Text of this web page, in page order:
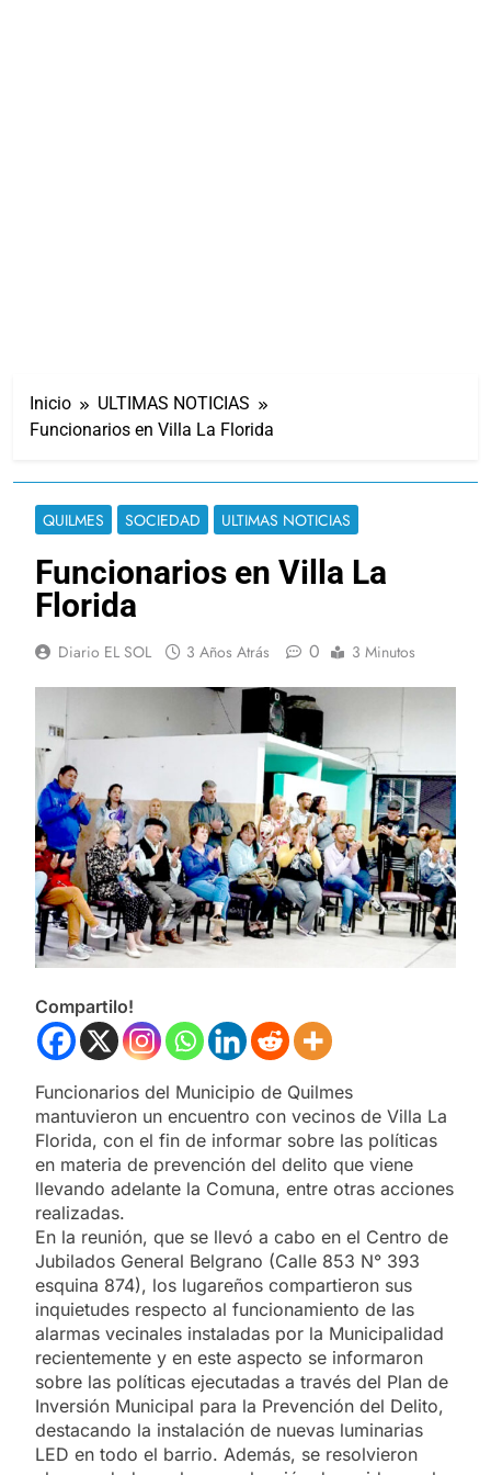
Inicio
ULTIMAS NOTICIAS
Funcionarios en Villa La Florida
QUILMES SOCIEDAD ULTIMAS NOTICIAS
Funcionarios en Villa La
Florida
Diario EL SOL 3 Años Atrás 0 3 Minutos
Compartilo!
Funcionarios del Municipio de Quilmes
mantuvieron un encuentro con vecinos de Villa La
Florida, con el fin de informar sobre las políticas
en materia de prevención del delito que viene
llevando adelante la Comuna, entre otras acciones
realizadas.
En la reunión, que se llevó a cabo en el Centro de
Jubilados General Belgrano (Calle 853 N° 393
esquina 874), los lugareños compartieron sus
inquietudes respecto al funcionamiento de las
alarmas vecinales instaladas por la Municipalidad
recientemente y en este aspecto se informaron
sobre las políticas ejecutadas a través del Plan de
Inversión Municipal para la Prevención del Delito,
destacando la instalación de nuevas luminarias
LED en todo el barrio. Además, se resolvieron